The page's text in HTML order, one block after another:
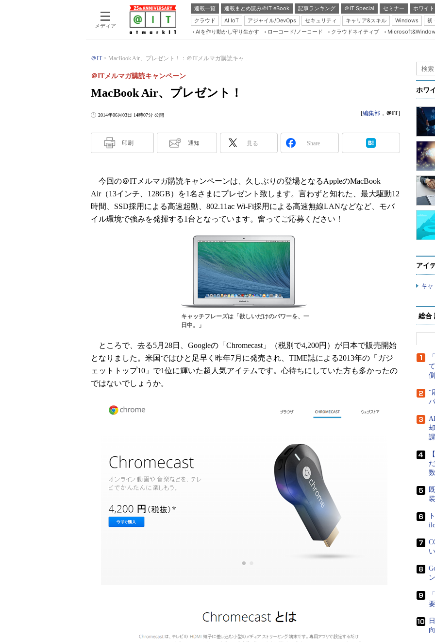
メディア
連載一覧 連載まとめ読み＠IT eBook 記事ランキング ＠IT Special セミナー
ホワイ
クラウド
AI IoT アジャイル/DevOps セキュリティ キャリア&スキル Windows
初
Server & Storage
Database Expert
Master of IP Network
Security & Trust
Insider.NET
ブログ
AIを作り動かし守り生かす ローコード/ノーコード クラウドネイティブ
＠IT MacBook Air、プレゼント！：＠ITメルマガ購読キャ...
MacBook Air、プレゼント！
＠ITメルマガ購読キャンペーン
2014年06月03日 14時07分 公開 [編集部 ， ＠IT]
印刷 通知 見る Share
今回の＠ITメルマガ購読キャンペーンは、久しぶりの登場となるAppleのMacBook
Air（13インチ、128GB）を1名さまにプレゼント致します。言わずと知れた、最大駆動12
時間、SSD採用による高速起動、802.11ac Wi-Fi採用による高速無線LANなどなど、モバ
イル環境で強みを発揮する1台となっています。奮ってご応募ください！
キャッチフレーズは「欲しいだけのパワーを、一
日中。」
ところで、去る5月28日、Googleの「Chromecast」（税別で4,200円）が日本で販売開始
となりました。米国ではひと足早く昨年7月に発売され、TIME誌による2013年の「ガジ
ェットトップ10」で1位に輝いた超人気アイテムです。心待ちにしていた方も多かったの
ではないでしょうか。
ホワ
アイ
キ
総合
“